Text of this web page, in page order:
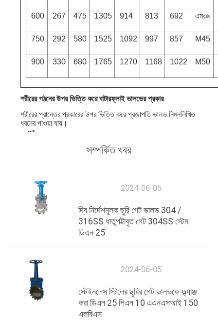
600 267 475 1305 914 813 692 এম৩৯
750 292 580 1525 1092 997 857 M45
900 330 680 1765 1270 1168 1022 M50
শরীরের গঠনের উপর ভিত্তি করে বাটারফ্লাই ভালভের প্রকার
শরীরের প্রান্তের প্রকারের উপর ভিত্তি করে প্রজাপতি ভালভ নিম্নলিখিত
ধরনের পাওয়া যায়।
-->
সম্পর্কিত খবর
2024-06-05
দ্বি নির্দেশমূলক ছুরি গেট ভালভ 304 /
316SS ধাতুপট্টাবৃত গেট 304SS স্টেম
ডিএন 25
2024-06-05
স্টেইনলেস স্টিলের ছুরির গেট ভালভকে ফ্ল্যাঞ্জ
করা ডিএন 25 পিএন 10 এএনএসআই 150
এলবিএস